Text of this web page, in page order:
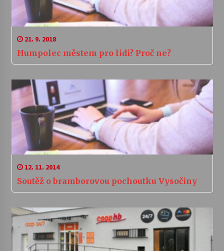
21. 9. 2018
Humpolec městem pro lidi? Proč ne?
12. 11. 2014
Soutěž o bramborovou pochoutku Vysočiny